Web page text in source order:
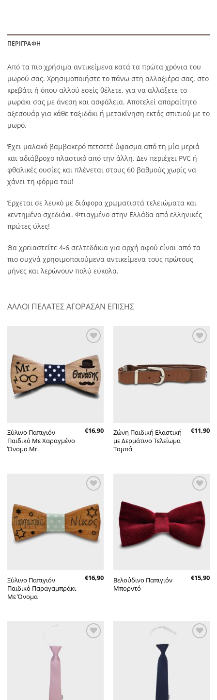
ΠΕΡΙΓΡΑΦΉ
Από τα πιο χρήσιμα αντικείμενα κατά τα πρώτα χρόνια του
μωρού σας. Χρησιμοποιήστε το πάνω στη αλλαξιέρα σας, στο
κρεβάτι ή όπου αλλού εσείς θέλετε, για να αλλάξετε το
μωράκι σας με άνεση και ασφάλεια. Αποτελεί απαραίτητο
αξεσουάρ για κάθε ταξιδάκι ή μετακίνηση εκτός σπιτιού με το
μωρό.
Έχει μαλακό βαμβακερό πετσετέ ύφασμα από τη μία μεριά
και αδιάβροχο πλαστικό από την άλλη. Δεν περιέχει PVC ή
φθαλικές ουσίες και πλένεται στους 60 βαθμούς χωρίς να
χάνει τη φόρμα του!
Έρχεται σε λευκό με διάφορα χρωματιστά τελειώματα και
κεντημένο σχεδιάκι. Φτιαγμένο στην Ελλάδα από ελληνικές
πρώτες ύλες!
Θα χρειαστείτε 4-6 σελτεδάκια για αρχή αφού είναι από τα
πιο συχνά χρησιμοποιούμενα αντικείμενα τους πρώτους
μήνες και λερώνουν πολύ εύκολα.
ΑΛΛΟΙ ΠΕΛΑΤΕΣ ΑΓΟΡΑΣΑΝ ΕΠΙΣΗΣ
στην λίστα
επιθυμητών
Ξύλινο Παπιγιόν
Παιδικό Με Χαραγμένο
Όνομα Mr.
€16,90
επιθυμητών
Ζώνη Παιδική Ελαστική
με Δερμάτινο Τελείωμα
Ταμπά
€11,90
στην λίστα
επιθυμητών
Ξύλινο Παπιγιόν
Παιδικό Παραγαμπράκι
Με Όνομα
€16,90
στην λίστα
επιθυμητών
Βελούδινο Παπιγιόν
Μπορντό
€15,90